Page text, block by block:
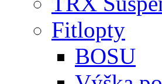
Fitlopty
BOSU